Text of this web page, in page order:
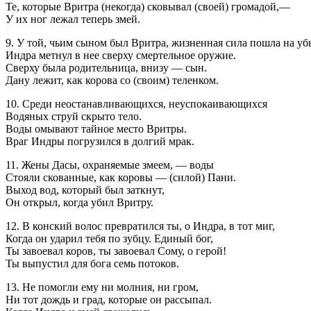
Те, которые Вритра (некогда) сковывал (своей) громадой,—
У их ног лежал теперь змей.
9. У той, чьим сыном был Вритра, жизненная сила пошла на
Индра метнул в нее сверху смертельное оружие.
Сверху была родительница, внизу — сын.
Дану лежит, как корова со (своим) теленком.
10. Среди неостанавливающихся, неуспокаивающихся
Водяных струй скрыто тело.
Воды омывают тайное место Вритры.
Враг Индры погрузился в долгий мрак.
11. Жены Дасы, охраняемые змеем, — воды
Стояли скованные, как коровы — (силой) Пани.
Выход вод, который был заткнут,
Он открыл, когда убил Вритру.
12. В конский волос превратился ты, о Индра, в тот миг,
Когда он ударил тебя по зубцу. Единый бог,
Ты завоевал коров, ты завоевал Сому, о герой!
Ты выпустил для бога семь потоков.
13. Не помогли ему ни молния, ни гром,
Ни тот дождь и град, которые он рассыпал.